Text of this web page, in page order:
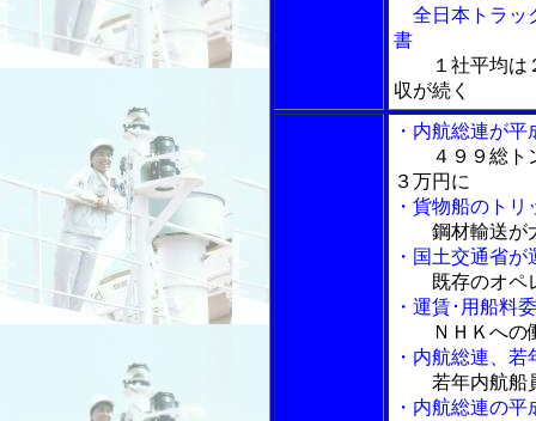
全日本トラッ
書
１社平均
収が続く
・内航総連が
４９９総ト
３万円に
・貨物船のト
鋼材輸送が
・国土交通省
既存のオペ
・運賃･用船料
ＮＨＫへの
・内航総連、
若年内航船
・内航総連の